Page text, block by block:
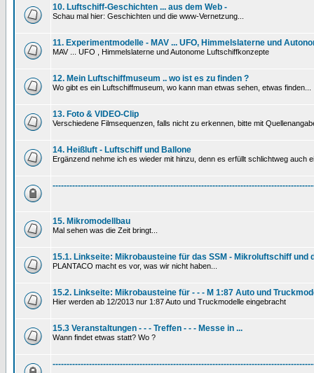
10. Luftschiff-Geschichten ... aus dem Web -
Schau mal hier: Geschichten und die www-Vernetzung...
11. Experimentmodelle - MAV ... UFO, Himmelslaterne und
MAV ... UFO , Himmelslaterne und Autonome Luftschiffkonzepte
12. Mein Luftschiffmuseum .. wo ist es zu finden ?
Wo gibt es ein Luftschiffmuseum, wo kann man etwas sehen, etwas finden...
13. Foto & VIDEO-Clip
Verschiedene Filmsequenzen, falls nicht zu erkennen, bitte mit
14. Heißluft - Luftschiff und Ballone
Ergänzend nehme ich es wieder mit hinzu, denn es erfüllt schlichtweg auch
15. Mikromodellbau
Mal sehen was die Zeit bringt...
15.1. Linkseite: Mikrobausteine für das SSM - Mikroluftschiff und
PLANTACO macht es vor, was wir nicht haben...
15.2. Linkseite: Mikrobausteine für - - - M 1:87 Auto und
Hier werden ab 12/2013 nur 1:87 Auto und Truckmodelle eingebracht
15.3 Veranstaltungen - - - Treffen - - - Messe in ...
Wann findet etwas statt? Wo ?